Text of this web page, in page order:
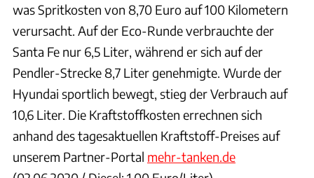
was Spritkosten von 8,70 Euro auf 100 Kilometern
verursacht. Auf der Eco-Runde verbrauchte der
Santa Fe nur 6,5 Liter, während er sich auf der
Pendler-Strecke 8,7 Liter genehmigte. Wurde der
Hyundai sportlich bewegt, stieg der Verbrauch auf
10,6 Liter. Die Kraftstoffkosten errechnen sich
anhand des tagesaktuellen Kraftstoff-Preises auf
unserem Partner-Portal mehr-tanken.de